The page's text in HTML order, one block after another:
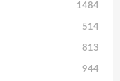
1484
514
813
944